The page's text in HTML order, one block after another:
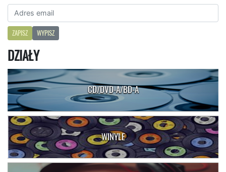
ZAPISZ WYPISZ
DZIAŁY
CD/DVD-A/BD-A
WINYLE